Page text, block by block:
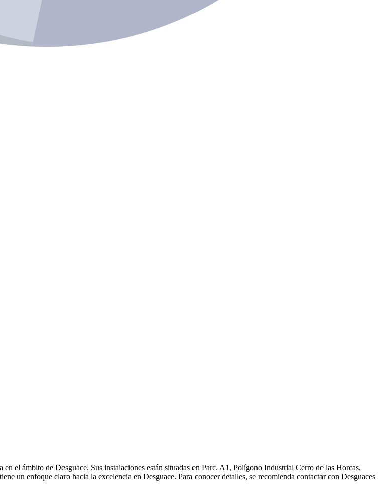
el ámbito de Desguace. Sus instalaciones están situadas en Parc. A1, Polígono Industrial Cerro de las Horcas,
un enfoque claro hacia la excelencia en Desguace. Para conocer detalles, se recomienda contactar con Desguaces